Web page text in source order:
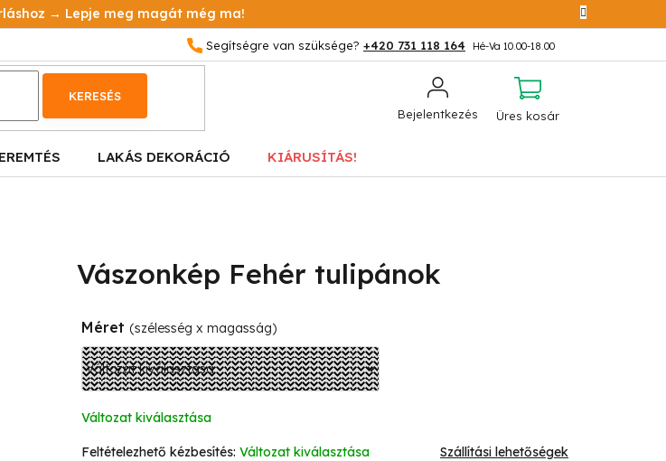
→ Lepje meg magát még ma!
+420 731 118 164
Bejelentkezés
KERESÉS
KOSÁR
Üres kosár
LAKÁS DEKORÁCIÓ KIÁRUSÍTÁS!
Vászonkép Fehér tulipánok
Méret (szélesség x magasság)
Változat kiválasztása
Változat kiválasztása Szállítási lehetőségek